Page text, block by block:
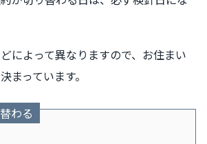
によって異なりますので、お住まい
まっています。
わる